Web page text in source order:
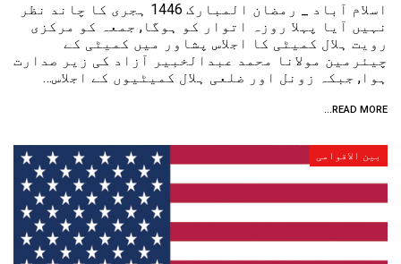
اسلام آباد _ رمضان المبارک 1446 ہجری کا چاند نظر
نہیں آیا پہلا روزہ اتوار کو ہوگا, جمعہ کو مرکزی
رویت ہلال کمیٹی کا اجلاس پشاور میں کمیٹی کے
چیئرمین مولانا محمد عبدالخبیر آزاد کی زیر صدارت
ہوا, جبکہ زونل اور ضلعی ہلال کمیٹیوں کے اجلاس…
READ MORE...
بین الاقوامی